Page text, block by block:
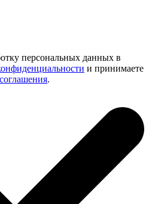
персональных данных в
и принимаете
.